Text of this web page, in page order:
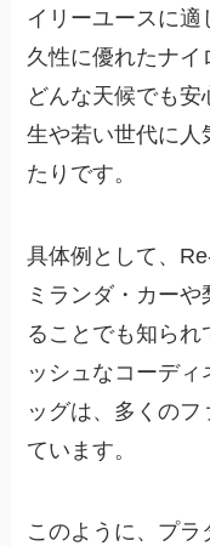
イリーユースに
久性に優れたナイ
どんな天候でも
生や若い世代に人
たりです。
具体例として、
ミランダ・カー
ることでも知られ
ッシュなコーデ
ッグは、多くのフ
ています。
このように、プ